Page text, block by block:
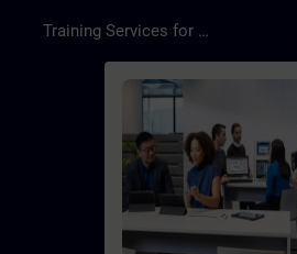
Training Services for Digital Industries
課程 - Simatic